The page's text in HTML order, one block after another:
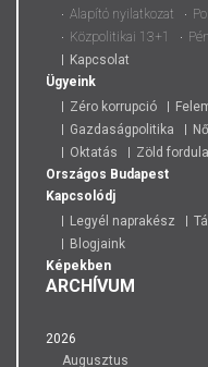
Alapító nyilatkozat
Közpolitikai 13+1
Kapcsolat
Ügyeink
Zéro korrupció
Gazdaságpolitika
Oktatás
Zöld
Országos Budapest
Kapcsolódj
Legyél naprakész
Blogjaink
Képekben
ARCHÍVUM
2026
Augusztus